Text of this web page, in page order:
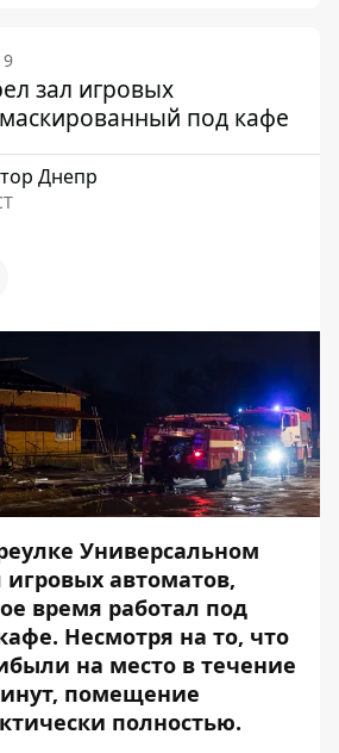
зал игровых
под кафе
Днепр
Универсальном
игровых автоматов,
время работал под
Несмотря на то, что
на место в течение
помещение
полностью.